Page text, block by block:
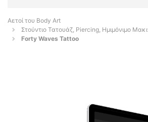
Αετοί του Body Art
Στούντιο Τατουάζ, Piercing, Ημιμόνιμο
Forty Waves Tattoo